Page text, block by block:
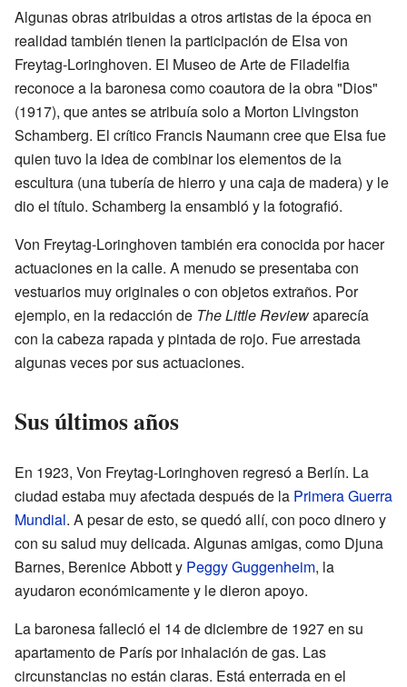
Algunas obras atribuidas a otros artistas de la época en
realidad también tienen la participación de Elsa von
Freytag-Loringhoven. El Museo de Arte de Filadelfia
reconoce a la baronesa como coautora de la obra "Dios"
(1917), que antes se atribuía solo a Morton Livingston
Schamberg. El crítico Francis Naumann cree que Elsa fue
quien tuvo la idea de combinar los elementos de la
escultura (una tubería de hierro y una caja de madera) y le
dio el título. Schamberg la ensambló y la fotografió.
Von Freytag-Loringhoven también era conocida por hacer
actuaciones en la calle. A menudo se presentaba con
vestuarios muy originales o con objetos extraños. Por
ejemplo, en la redacción de The Little Reviewaparecía
con la cabeza rapada y pintada de rojo. Fue arrestada
algunas veces por sus actuaciones.
Sus últimos años
En 1923, Von Freytag-Loringhoven regresó a Berlín. La
ciudad estaba muy afectada después de la Primera Guerra
Mundial. A pesar de esto, se quedó allí, con poco dinero y
con su salud muy delicada. Algunas amigas, como Djuna
Barnes, Berenice Abbott y Peggy Guggenheim, la
ayudaron económicamente y le dieron apoyo.
La baronesa falleció el 14 de diciembre de 1927 en su
apartamento de París por inhalación de gas. Las
circunstancias no están claras. Está enterrada en el